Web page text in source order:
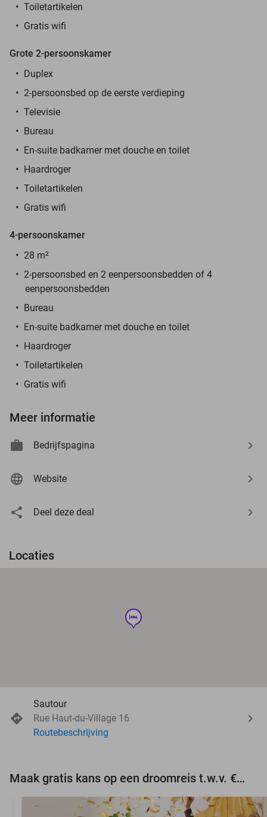
Toiletartikelen
Gratis wifi
Grote 2-persoonskamer
Duplex
2-persoonsbed op de eerste verdieping
Televisie
Bureau
En-suite badkamer met douche en toilet
Haardroger
Toiletartikelen
Gratis wifi
4-persoonskamer
28 m²
2-persoonsbed en 2 eenpersoonsbedden of 4
eenpersoonsbedden
Bureau
En-suite badkamer met douche en toilet
Haardroger
Toiletartikelen
Gratis wifi
Meer informatie
Bedrijfspagina
Website
Deel deze deal
Locaties
hotel
Sautour
Rue Haut-du-Village 16
Routebeschrijving
Maak gratis kans op een droomreis t.w.v. €3.000!